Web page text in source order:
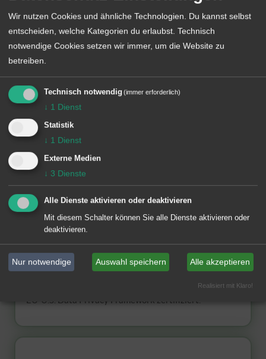
Google Analytics (GA4)
Diese Website nutzt Google Analytics 4, einen
Webanalysedienst der Google Ireland Limited, Gordon
House, Barrow Street, Dublin 4, Irland.
Google Analytics verwendet Cookies und ähnliche
Technologien, die eine Analyse der Benutzung der
Website ermöglichen. Die IP-Adresse wird
Die Nutzung von Google Analytics erfolgt
ausschließlich nach Ihrer ausdrücklichen Einwilligung
über das Consent-Tool Klaro. Rechtsgrundlage ist Art.
Die erhobenen Daten können an Server der Google LLC
in den USA übertragen werden. Google ist nach dem
EU-U.S. Data Privacy Framework zertifiziert.
Wir nutzen Cookies und ähnliche Technologien. Du kannst selbst
entscheiden, welche Kategorien du erlaubst. Technisch
notwendige Cookies setzen wir immer, um die Website zu
betreiben.
Technisch notwendig (immer erforderlich)
↓ 1 Dienst
Statistik
↓ 1 Dienst
Externe Medien
↓ 3 Dienste
Alle Dienste aktivieren oder deaktivieren
Mit diesem Schalter können Sie alle Dienste aktivieren oder
deaktivieren.
Nur notwendige Auswahl speichern Alle akzeptieren
Realisiert mit Klaro!